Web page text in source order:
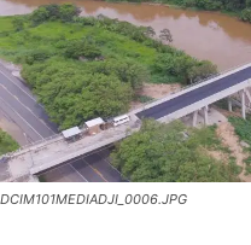
DCIM101MEDIADJI_0006.JPG